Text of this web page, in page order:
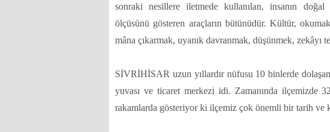
sonraki nesillere iletmede kullanılan, insanın
ölçüsünü gösteren araçların bütünüdür. Kültür,
mâna çıkarmak, uyanık davranmak, düşünmek, zekâyı
SİVRİHİSAR uzun yıllardır nüfusu 10 binlerde
yuvası ve ticaret merkezi idi. Zamanında ilçemizde
rakamlarda gösteriyor ki ilçemiz çok önemli bir tarih ve